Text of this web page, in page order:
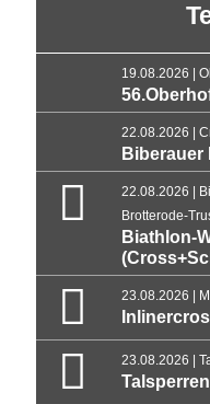
19.08.2026 |
22.08.2026 |
Biberauer
22.08.2026 |
Brotterode-
Biathlon-
23.08.2026 |
23.08.2026 |